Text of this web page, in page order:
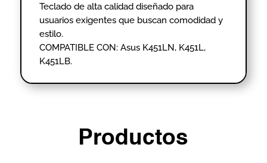
Teclado de alta calidad diseñado para
usuarios exigentes que buscan comodidad y
estilo.
COMPATIBLE CON: Asus K451LN, K451L,
K451LB.
Productos